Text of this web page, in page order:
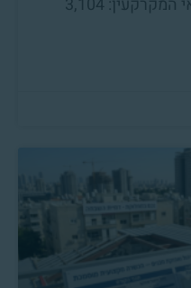
ניתוח מקצועי של פנקס שמאי המקרקעין: 3,104